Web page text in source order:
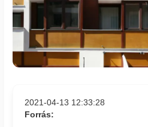
2021-04-13 12:33:28
Forrás: